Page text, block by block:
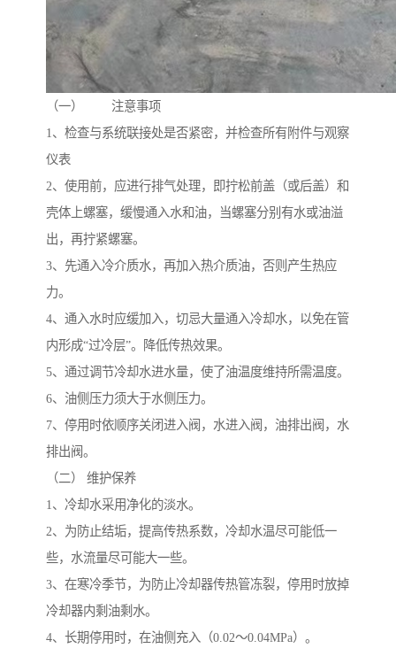
（一） 注意事项
1、检查与系统联接处是否紧密，并检查所有附件与观察
仪表
2、使用前，应进行排气处理，即拧松前盖（或后盖）和
壳体上螺塞，缓慢通入水和油，当螺塞分别有水或油溢
出，再拧紧螺塞。
3、先通入冷介质水，再加入热介质油，否则产生热应
力。
4、通入水时应缓加入，切忌大量通入冷却水，以免在管
内形成“过冷层”。降低传热效果。
5、通过调节冷却水进水量，使了油温度维持所需温度。
6、油侧压力须大于水侧压力。
7、停用时依顺序关闭进入阀，水进入阀，油排出阀，水
排出阀。
（二） 维护保养
1、冷却水采用净化的淡水。
2、为防止结垢，提高传热系数，冷却水温尽可能低一
些，水流量尽可能大一些。
3、在寒冷季节，为防止冷却器传热管冻裂，停用时放掉
冷却器内剩油剩水。
4、长期停用时，在油侧充入（0.02～0.04MPa）。